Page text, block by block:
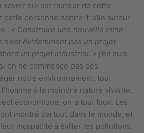
qui est l’auteur de cette
cette personne habite-t-elle autour
: « Construire une nouvelle mine
n’est évidemment pas un projet
un projet industriel. » j’en suis
on ne commence pas dès
notre environnement, tout
à la moindre nature vivante,
économique, on a tout faux. Les
montré partout dans le monde, et
incapacité à éviter les pollutions.